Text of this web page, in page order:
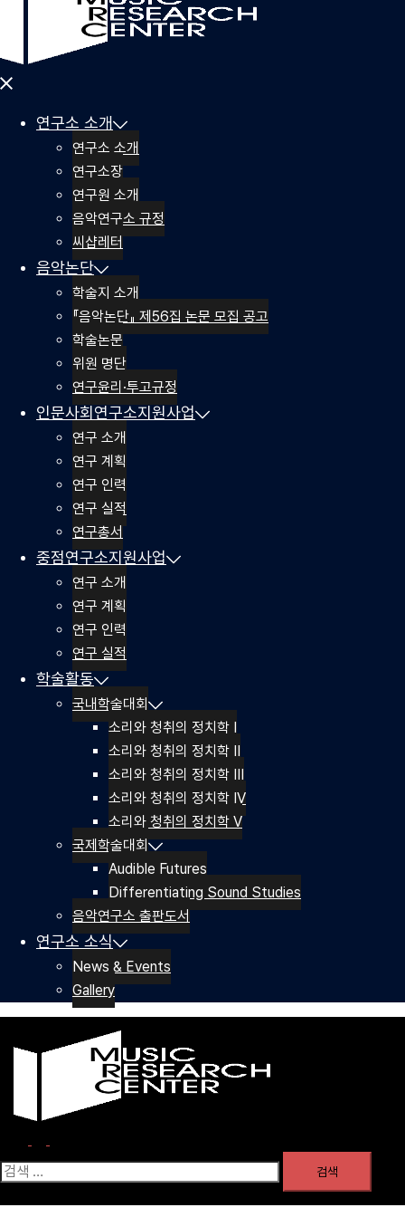
Close
연구소 소개
연구소 소개
연구소장
연구원 소개
음악연구소 규정
씨샵레터
음악논단
학술지 소개
『음악논단』 제56집 논문 모집 공고
학술논문
위원 명단
연구윤리·투고규정
인문사회연구소지원사업
연구 소개
연구 계획
연구 인력
연구 실적
연구총서
중점연구소지원사업
연구 소개
연구 계획
연구 인력
연구 실적
학술활동
국내학술대회
소리와 청취의 정치학 I
소리와 청취의 정치학 II
소리와 청취의 정치학 III
소리와 청취의 정치학 IV
소리와 청취의 정치학 V
국제학술대회
Audible Futures
Differentiating Sound Studies
음악연구소 출판도서
연구소 소식
News & Events
Gallery
menu
검